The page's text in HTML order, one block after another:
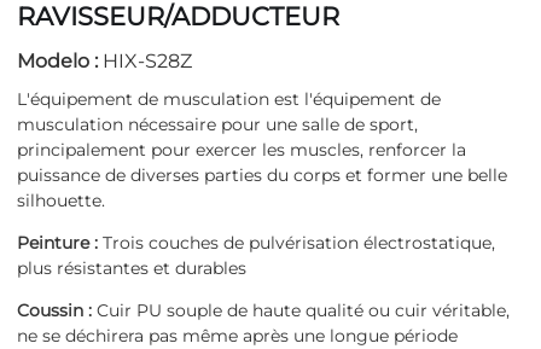
RAVISSEUR/ADDUCTEUR
Modelo : HIX-S28Z
L'équipement de musculation est l'équipement de
musculation nécessaire pour une salle de sport,
principalement pour exercer les muscles, renforcer la
puissance de diverses parties du corps et former une belle
silhouette.
Peinture : Trois couches de pulvérisation électrostatique,
plus résistantes et durables
Coussin : Cuir PU souple de haute qualité ou cuir véritable,
ne se déchirera pas même après une longue période